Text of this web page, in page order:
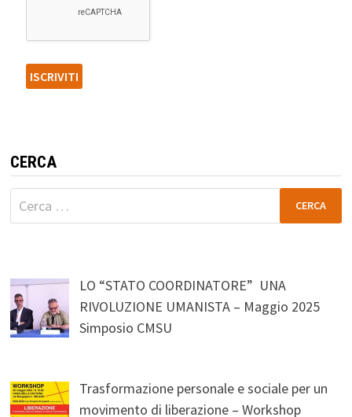
CERCA
Ricerca
per:
LO “STATO COORDINATORE” UNA
RIVOLUZIONE UMANISTA – Maggio 2025
Simposio CMSU
Trasformazione personale e sociale per un
movimento di liberazione – Workshop